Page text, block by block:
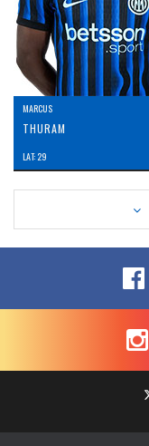
MARCUS
THURAM
LAT: 29